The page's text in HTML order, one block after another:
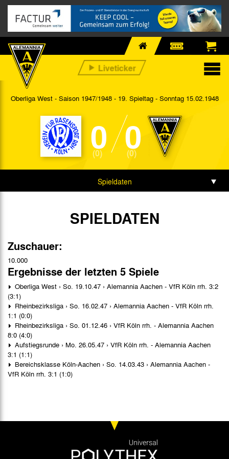
Oberliga West - Saison 1947/1948 - 19. Spieltag - Sonntag 15.02.1948
0
(0) 0
(0)
Spieldaten
SPIELDATEN
Zuschauer:
10.000
Ergebnisse der letzten 5 Spiele
Oberliga West › So. 19.10.47 › Alemannia Aachen - VfR Köln rrh. 3:2
(3:1)
Rheinbezirksliga › So. 16.02.47 › Alemannia Aachen - VfR Köln rrh.
1:1 (0:0)
Rheinbezirksliga › So. 01.12.46 › VfR Köln rrh. - Alemannia Aachen
8:0 (4:0)
Aufstiegsrunde › Mo. 26.05.47 › VfR Köln rrh. - Alemannia Aachen
3:1 (1:1)
Bereichsklasse Köln-Aachen › So. 14.03.43 › Alemannia Aachen -
VfR Köln rrh. 3:1 (1:0)